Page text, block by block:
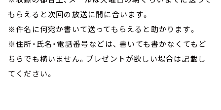
もらえると次回の放送に間に合います。
※件名に何宛か書いて送ってもらえると助かります。
※住所・氏名・電話番号などは、 書いても書かなくてもど
ちらでも構いません。プレゼントが欲しい場合は記載し
てください。